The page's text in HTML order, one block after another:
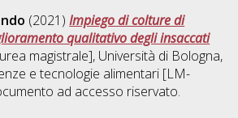
(2021)Impiego di colture di
qualitativo degli insaccati
magistrale], Università di Bologna,
e tecnologie alimentari [LM-
ad accesso riservato.